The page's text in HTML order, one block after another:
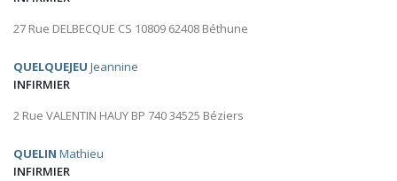
27 Rue DELBECQUE CS 10809 62408 Béthune
QUELQUEJEU Jeannine
INFIRMIER
2 Rue VALENTIN HAUY BP 740 34525 Béziers
QUELIN Mathieu
INFIRMIER